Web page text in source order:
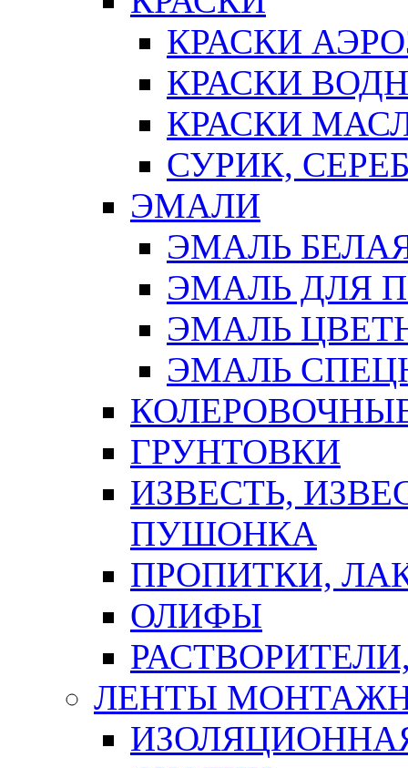
КРАСКИ
КРАСКИ
КРАСКИ
СУРИК,
ЭМАЛИ
ЭМАЛЬ
ЭМАЛЬ ДЛЯ
ЭМАЛЬ
ЭМАЛЬ
ГРУНТОВКИ
ИЗВЕСТЬ,
ПУШОНКА
ПРОПИТКИ,
ОЛИФЫ
ЛЕНТЫ